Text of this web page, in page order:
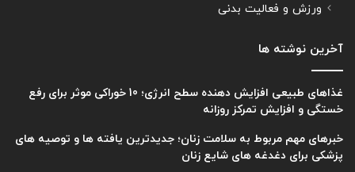
ورزش و فعالیت بدنی
آخرین نوشته ها
غذاهای طبیعی افزایش دهنده سطح انرژی؛ 10 خوراکی موثر برای رفع
خستگی و افزایش تمرکز روزانه
خبرهای مهم مربوط به سلامت زنان؛ جدیدترین یافته ها و توصیه های
پزشکی برای دغدغه های شایع زنان